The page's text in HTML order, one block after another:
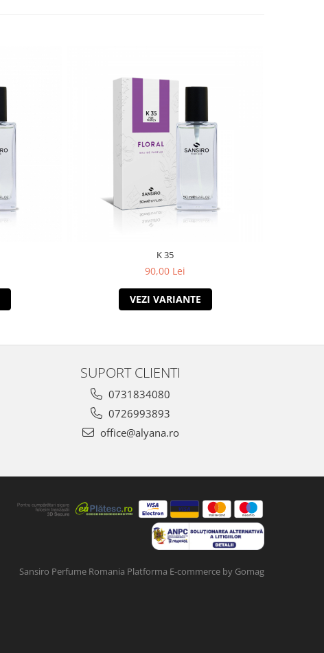
K 35
90,00 Lei
VEZI VARIANTE
SUPORT CLIENTI
0731834080
0726993893
office@alyana.ro
Sansiro Perfume Romania Platforma E-commerce by Gomag